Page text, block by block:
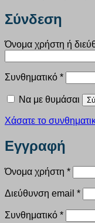
Σύνδεση
Όνομα χρήστη ή
Συνθηματικό *
Να με θυμάσαι
Χάσατε το
Εγγραφή
Όνομα χρήστη *
Διεύθυνση email *
Συνθηματικό *